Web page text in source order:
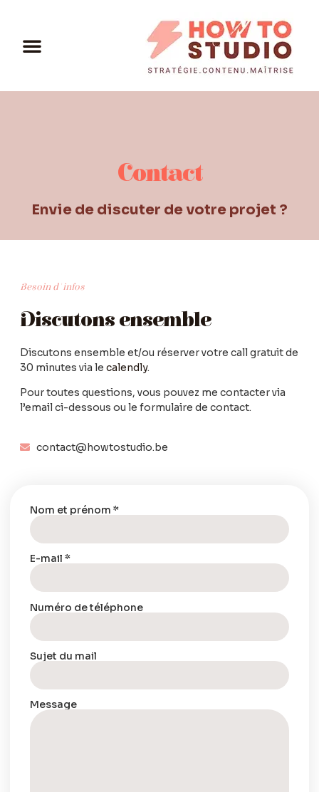
Contact
Envie de discuter de votre projet ?
Besoin d'infos
Discutons ensemble
Discutons ensemble et/ou réserver votre call gratuit de
30 minutes via le calendly.
Pour toutes questions, vous pouvez me contacter via
l’email ci-dessous ou le formulaire de contact.
contact@howtostudio.be
Nom et prénom *
E-mail *
Numéro de téléphone
Sujet du mail
Message